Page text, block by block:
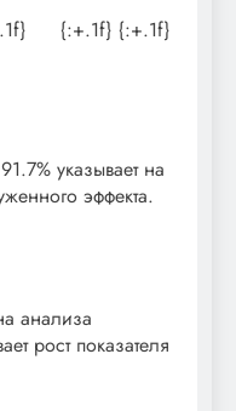
{:+.1f} {:+.1f}
указывает на
эффекта.
анализа
рост показателя